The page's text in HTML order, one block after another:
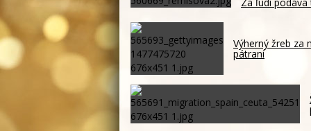
Za ľudí
Výherný žreb za
pátraní